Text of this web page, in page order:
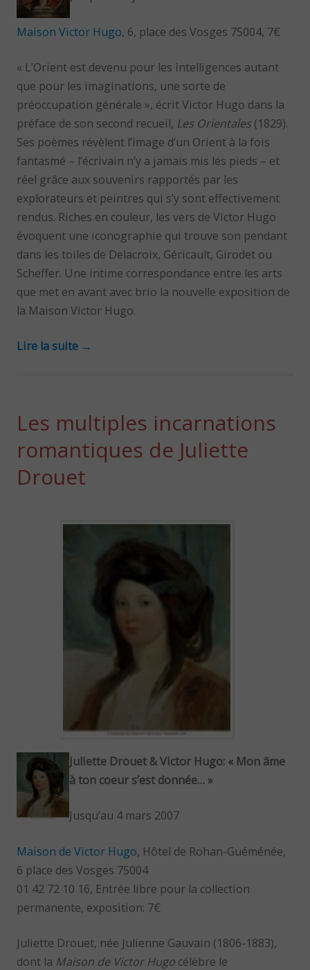
Maison Victor Hugo, 6, place des Vosges 75004, 7€
« L’Orient est devenu pour les intelligences autant
que pour les imaginations, une sorte de
préoccupation générale », écrit Victor Hugo dans la
préface de son second recueil, Les Orientales (1829).
Ses poèmes révèlent l’image d’un Orient à la fois
fantasmé – l’écrivain n’y a jamais mis les pieds – et
réel grâce aux souvenirs rapportés par les
explorateurs et peintres qui s’y sont effectivement
rendus. Riches en couleur, les vers de Victor Hugo
évoquent une iconographie qui trouve son pendant
dans les toiles de Delacroix, Géricault, Girodet ou
Scheffer. Une intime correspondance entre les arts
que met en avant avec brio la nouvelle exposition de
la Maison Victor Hugo.
Lire la suite →
Les multiples incarnations
romantiques de Juliette
Drouet
Juliette Drouet & Victor Hugo: « Mon âme
à ton coeur s’est donnée… »
Jusqu’au 4 mars 2007
Maison de Victor Hugo, Hôtel de Rohan-Guéménée,
6 place des Vosges 75004
01 42 72 10 16, Entrée libre pour la collection
permanente, exposition: 7€
Juliette Drouet, née Julienne Gauvain (1806-1883),
dont la Maison de Victor Hugo célèbre le